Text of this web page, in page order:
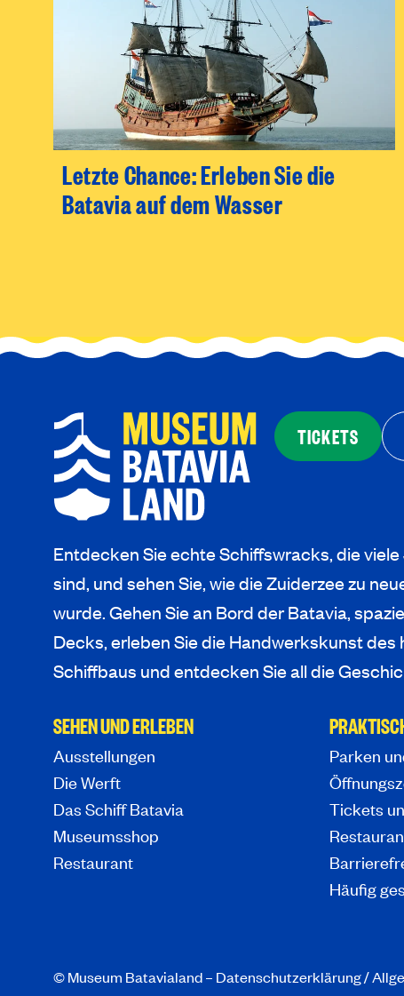
Letzte Chance: Erleben Sie die
Batavia auf dem Wasser
TICKETS
Entdecken Sie echte Schiffswracks, die
sind, und sehen Sie, wie die Zuiderzee zu
wurde. Gehen Sie an Bord der Batavia,
Decks, erleben Sie die Handwerkskunst des
Schiffbaus und entdecken Sie all die
SEHEN UND ERLEBEN
Ausstellungen
Die Werft
Das Schiff Batavia
Museumsshop
Restaurant
Parken
Tickets
Häufig
© Museum Batavialand – Datenschutzerklärung/